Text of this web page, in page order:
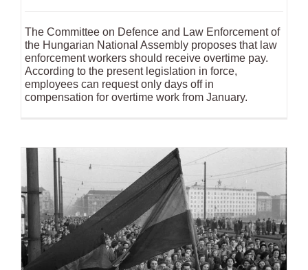
The Committee on Defence and Law Enforcement of
the Hungarian National Assembly proposes that law
enforcement workers should receive overtime pay.
According to the present legislation in force,
employees can request only days off in
compensation for overtime work from January.